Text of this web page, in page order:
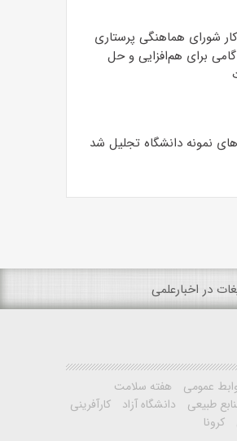
کار شورای هماهنگی پرستاری
برای هم‌افزایی و حل
های نمونه دانشگاه تجلیل شد
در اخبارعلمی
عمومی
هفته سلامت
طبیعی دانشگاه آزاد
کارآفرینی
کرونا